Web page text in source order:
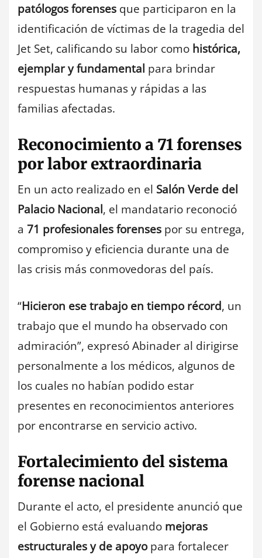
patólogos forenses que participaron en la
identificación de víctimas de la tragedia del
Jet Set, calificando su labor como histórica,
ejemplar y fundamental para brindar
respuestas humanas y rápidas a las
familias afectadas.
Reconocimiento a 71 forenses
por labor extraordinaria
En un acto realizado en el Salón Verde del
Palacio Nacional, el mandatario reconoció
a 71 profesionales forenses por su entrega,
compromiso y eficiencia durante una de
las crisis más conmovedoras del país.
“Hicieron ese trabajo en tiempo récord, un
trabajo que el mundo ha observado con
admiración”, expresó Abinader al dirigirse
personalmente a los médicos, algunos de
los cuales no habían podido estar
presentes en reconocimientos anteriores
por encontrarse en servicio activo.
Fortalecimiento del sistema
forense nacional
Durante el acto, el presidente anunció que
el Gobierno está evaluando mejoras
estructurales y de apoyopara fortalecer